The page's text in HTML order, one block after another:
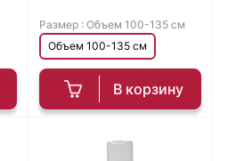
В корзину
Размер : Объем 100-135 см
Объем 100-135 см